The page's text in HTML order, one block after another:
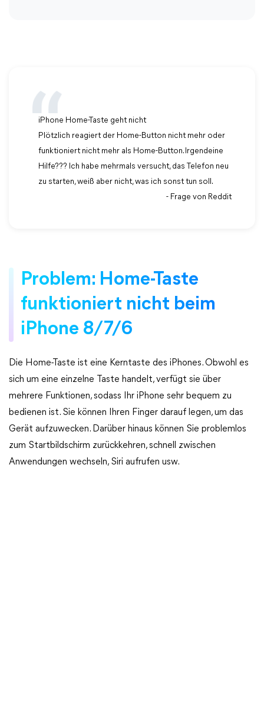
iPhone Home-Taste geht nicht
Plötzlich reagiert der Home-Button nicht mehr oder
funktioniert nicht mehr als Home-Button. Irgendeine
Hilfe??? Ich habe mehrmals versucht, das Telefon neu
zu starten, weiß aber nicht, was ich sonst tun soll.
- Frage von Reddit
Problem: Home-Taste
funktioniert nicht beim
iPhone 8/7/6
Die Home-Taste ist eine Kerntaste des iPhones. Obwohl es
sich um eine einzelne Taste handelt, verfügt sie über
mehrere Funktionen, sodass Ihr iPhone sehr bequem zu
bedienen ist. Sie können Ihren Finger darauf legen, um das
Gerät aufzuwecken. Darüber hinaus können Sie problemlos
zum Startbildschirm zurückkehren, schnell zwischen
Anwendungen wechseln, Siri aufrufen usw.